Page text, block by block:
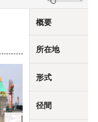
概要
所在地
形式
径間